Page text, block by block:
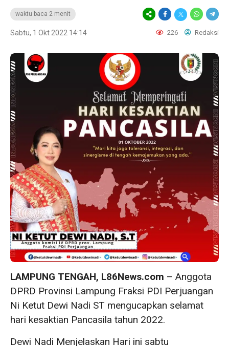
waktu baca 2 menit
Sabtu, 1 Okt 2022 14:14 226 Redaksi
LAMPUNG TENGAH, L86News.com – Anggota
DPRD Provinsi Lampung Fraksi PDI Perjuangan
Ni Ketut Dewi Nadi ST mengucapkan selamat
hari kesaktian Pancasila tahun 2022.
Dewi Nadi Menjelaskan Hari ini sabtu